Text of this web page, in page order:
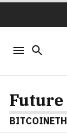
Future
BITCOIN